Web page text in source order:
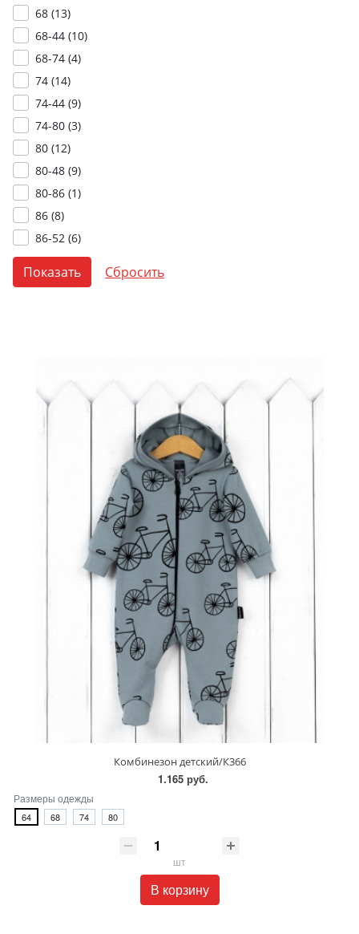
68 (13)
68-44 (10)
68-74 (4)
74 (14)
74-44 (9)
74-80 (3)
80 (12)
80-48 (9)
80-86 (1)
86 (8)
86-52 (6)
Комбинезон детский/К366
1.165 руб.
Размеры одежды
64 68 74 80
шт
В корзину